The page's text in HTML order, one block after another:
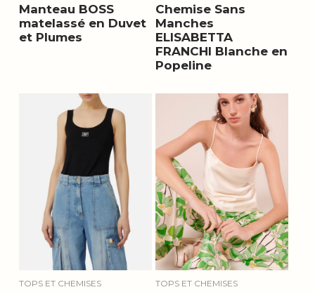
Manteau BOSS
matelassé en Duvet
et Plumes
Chemise Sans
Manches
ELISABETTA
FRANCHI Blanche en
Popeline
TOPS ET CHEMISES TOPS ET CHEMISES